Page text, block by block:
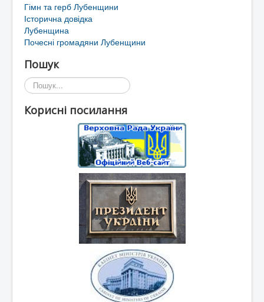
Гімн та герб Лубенщини
Історична довідка
Лубенщина
Почесні громадяни Лубенщини
Пошук
Пошук...
Корисні посилання